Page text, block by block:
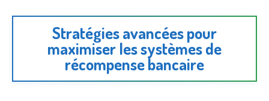
Stratégies avancées pour
maximiser les systèmes de
récompense bancaire